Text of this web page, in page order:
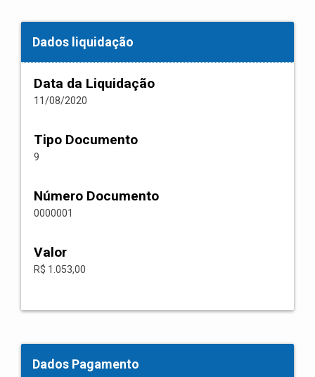
Dados liquidação
Data da Liquidação
11/08/2020
Tipo Documento
9
Número Documento
0000001
Valor
R$ 1.053,00
Dados Pagamento